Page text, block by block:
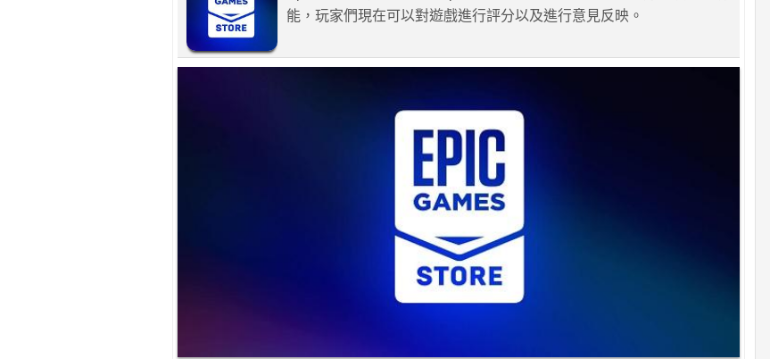
能，玩家們現在可以對遊戲進行評分以及進行意見反映。